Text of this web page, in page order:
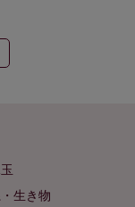
生き物